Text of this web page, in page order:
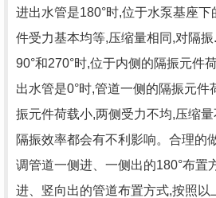
进出水管是180°时,位于水泵基座
件受力基本均等,压缩量相同,对隔
90°和270°时,位于内侧的隔振元件
出水管是0°时,管道一侧的隔振元件
振元件荷载小,两侧受力不均,压缩
隔振效率都会有不利影响。合理的
调管道一侧进、一侧出的180°布置
进、竖向出的管道布置方式,按照以